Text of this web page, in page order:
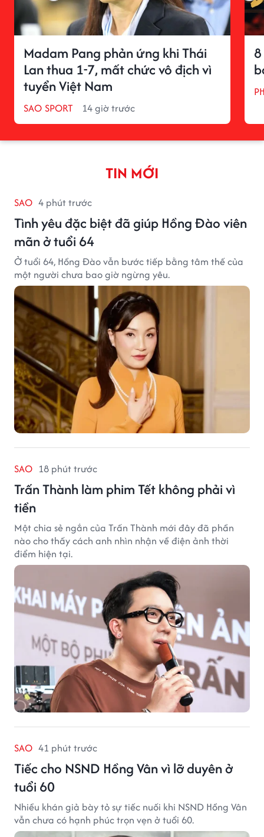
Madam Pang phản ứng khi Thái
Lan thua 1-7, mất chức vô địch vì
tuyển Việt Nam
SAO SPORT 14 giờ trước
TIN MỚI
SAO 4 phút trước
Tình yêu đặc biệt đã giúp Hồng Đào viên
mãn ở tuổi 64
Ở tuổi 64, Hồng Đào vẫn bước tiếp bằng tâm thế của
một người chưa bao giờ ngừng yêu.
SAO 18 phút trước
Trấn Thành làm phim Tết không phải vì
tiền
Một chia sẻ ngắn của Trấn Thành mới đây đã phần
nào cho thấy cách anh nhìn nhận về điện ảnh thời
điểm hiện tại.
SAO 41 phút trước
Tiếc cho NSND Hồng Vân vì lỡ duyên ở
tuổi 60
Nhiều khán giả bày tỏ sự tiếc nuối khi NSND Hồng Vân
vẫn chưa có hạnh phúc trọn vẹn ở tuổi 60.